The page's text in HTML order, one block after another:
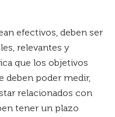
efectivos, deben ser
relevantes y
que los objetivos
deben poder medir,
relacionados con
tener un plazo